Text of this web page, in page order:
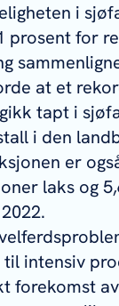
i
prosent for
at et
tapt i
i den
er
laks og
intensiv
forekomst